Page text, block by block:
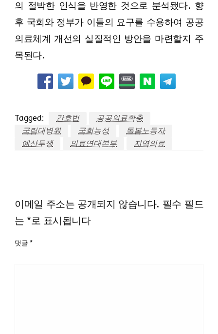
의 절박한 인식을 반영한 것으로 분석됐다. 향
후 국회와 정부가 이들의 요구를 수용하여 공공
의료체계 개선의 실질적인 방안을 마련할지 주
목된다.
Tagged: 간호법
공공의료확충
국립대병원
국회농성
돌봄노동자
예산투쟁
의료연대본부 지역의료
이메일 주소는 공개되지 않습니다. 필수 필드
는 *로 표시됩니다
댓글 *